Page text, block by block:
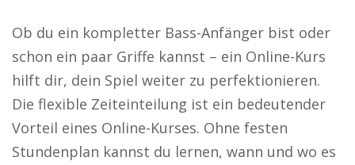
Ob du ein kompletter Bass-Anfänger bist oder
schon ein paar Griffe kannst – ein Online-Kurs
hilft dir, dein Spiel weiter zu perfektionieren.
Die flexible Zeiteinteilung ist ein bedeutender
Vorteil eines Online-Kurses. Ohne festen
Stundenplan kannst du lernen, wann und wo es